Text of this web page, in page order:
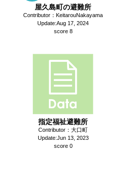
屋久島町の避難所
Contributor：KeitarouNakayama
Update:Aug 17, 2024
score 8
指定福祉避難所
Contributor：大口町
Update:Jun 13, 2023
score 0